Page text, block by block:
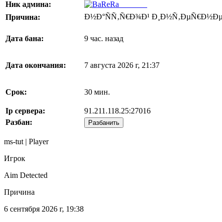
Ник админа:
Причина: Ð½Ð°ÑÑ‚Ñ€Ð¾Ð¹
Дата бана: 9 час. назад
Дата окончания: 7 августа 2026 г, 21:37
Срок: 30 мин.
Ip сервера:
91.211.118.25:27016
Разбан:
Разбанить
ms-tut | Player
Игрок
Aim Detected
Причина
6 сентября 2026 г, 19:38